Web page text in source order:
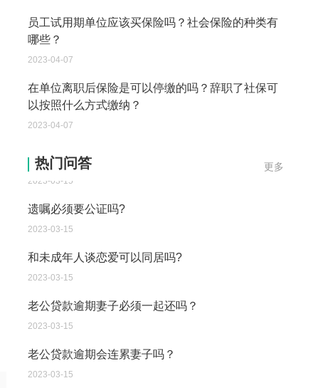
员工试用期单位应该买保险吗？社会保险的种类有
哪些？
2023-04-07
在单位离职后保险是可以停缴的吗？辞职了社保可
以按照什么方式缴纳？
2023-04-07
更多
热门问答
遗嘱的数量有规定吗？
遗嘱必须要公证吗?
2023-03-15
和未成年人谈恋爱可以同居吗?
2023-03-15
老公贷款逾期妻子必须一起还吗？
2023-03-15
老公贷款逾期会连累妻子吗？
2023-03-15